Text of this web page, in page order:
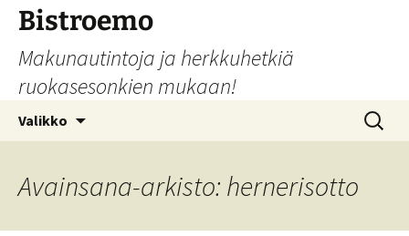
Siirry
sisältöön
Bistroemo
Makunautintoja ja herkkuhetkiä
ruokasesonkien mukaan!
Valikko Haku:
Avainsana-arkisto: hernerisotto